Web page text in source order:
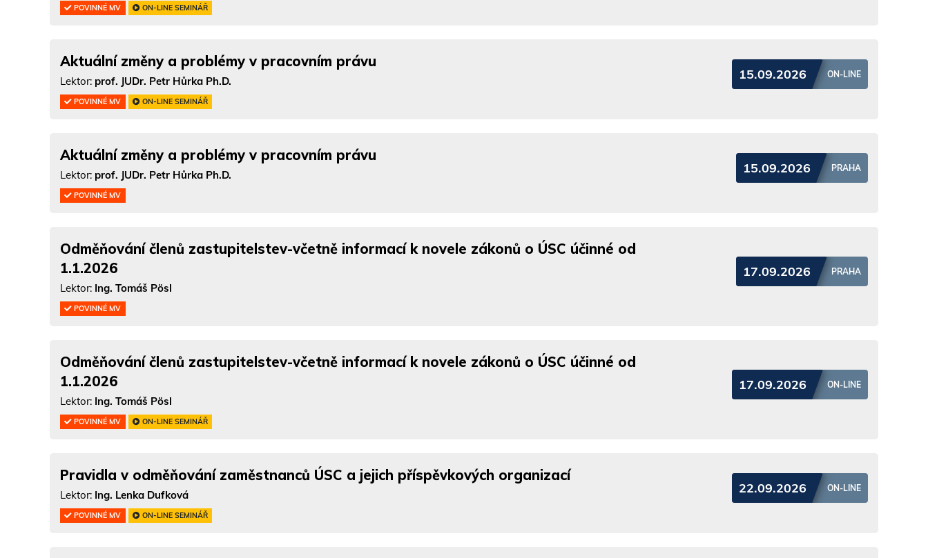
POVINNÉ MV ON-LINE SEMINÁŘ
Aktuální změny a problémy v pracovním právu
Lektor: prof. JUDr. Petr Hůrka Ph.D.
POVINNÉ MV ON-LINE SEMINÁŘ
15.09.2026 ON-LINE
Aktuální změny a problémy v pracovním právu
Lektor: prof. JUDr. Petr Hůrka Ph.D.
POVINNÉ MV
15.09.2026 PRAHA
Odměňování členů zastupitelstev-včetně informací k novele zákonů o ÚSC účinné od
1.1.2026
Lektor: Ing. Tomáš Pösl
POVINNÉ MV
17.09.2026 PRAHA
Odměňování členů zastupitelstev-včetně informací k novele zákonů o ÚSC účinné od
1.1.2026
Lektor: Ing. Tomáš Pösl
POVINNÉ MV ON-LINE SEMINÁŘ
17.09.2026 ON-LINE
Pravidla v odměňování zaměstnanců ÚSC a jejich příspěvkových organizací
Lektor: Ing. Lenka Dufková
POVINNÉ MV ON-LINE SEMINÁŘ
22.09.2026 ON-LINE